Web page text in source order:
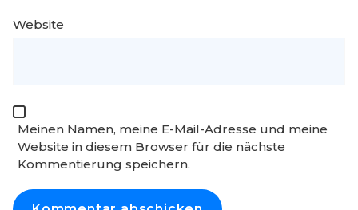
Website
Meinen Namen, meine E-Mail-Adresse und meine
Website in diesem Browser für die nächste
Kommentierung speichern.